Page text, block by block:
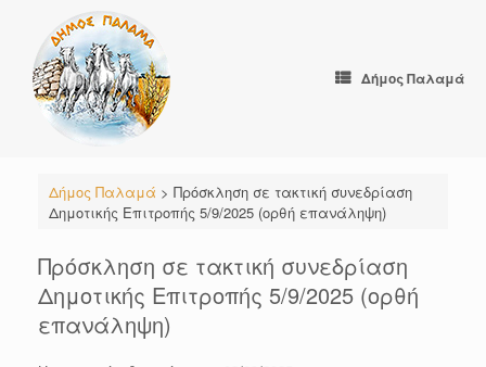
content
Δήμος Παλαμά
Δήμος Παλαμά > Πρόσκληση σε τακτική συνεδρίαση
Δημοτικής Επιτροπής 5/9/2025 (ορθή επανάληψη)
Πρόσκληση σε τακτική συνεδρίαση
Δημοτικής Επιτροπής 5/9/2025 (ορθή
επανάληψη)